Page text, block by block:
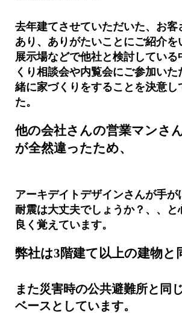
去年建てさせていただいた、お客
あり、 ありがたいことにご紹介を
展示場などで他社と検討している
くり相談会や内覧会にご参加いた
緒に家づくりをすることを決意し
た。
他の会社さんの営業マンさ
が全然違ったため、
アーキデイトデザインさんが手が
耐震は大丈夫でしょうか？、、
と
良く覚えています。
弊社は3階建て以上の建物と
また災害時の公共避難所と同
ベースとしています。